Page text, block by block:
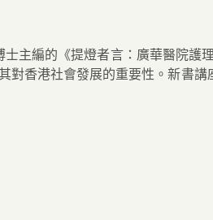
主編的《提燈者言：廣華醫院護
香港社會發展的重要性。新書講